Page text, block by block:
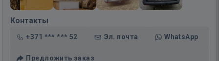
Контакты
+371 *** *** 52 Эл. почта WhatsApp
Предложить заказ